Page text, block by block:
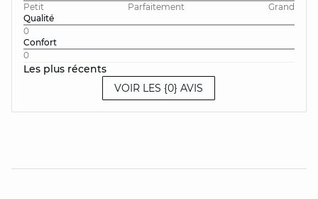
Petit
Parfaitement
Grand
Qualité
0
Confort
0
Les plus récents
VOIR LES {0} AVIS